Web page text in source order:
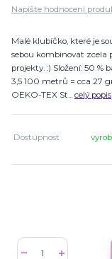
Napište hodnocení
Malé klubíčko, které je
sebou kombinovat zcela
projekty. :) Složení: 50 %
3,5 100 metrů = cca 27
OEKO-TEX St... celý popis
Dostupnost